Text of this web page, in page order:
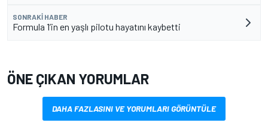
SONRAKI HABER
Formula 1’in en yaşlı pilotu hayatını kaybetti
ÖNE ÇIKAN YORUMLAR
DAHA FAZLASINI VE YORUMLARI GÖRÜNTÜLE